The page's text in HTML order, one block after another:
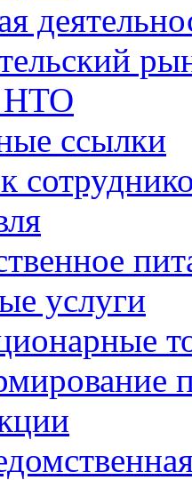
НТО
ссылки
услуги